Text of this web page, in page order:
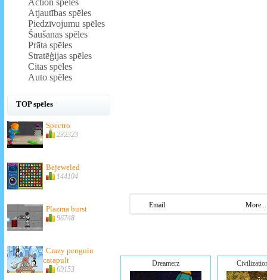
Action spēles
Atjautības spēles
Piedzīvojumu spēles
Šaušanas spēles
Prāta spēles
Stratēģijas spēles
Citas spēles
Auto spēles
TOP spēles
Spectro
232323
Bejeweled
144104
Plazma burst
96748
Crazy penguin
catapult
69153
Email More...
Dreamerz